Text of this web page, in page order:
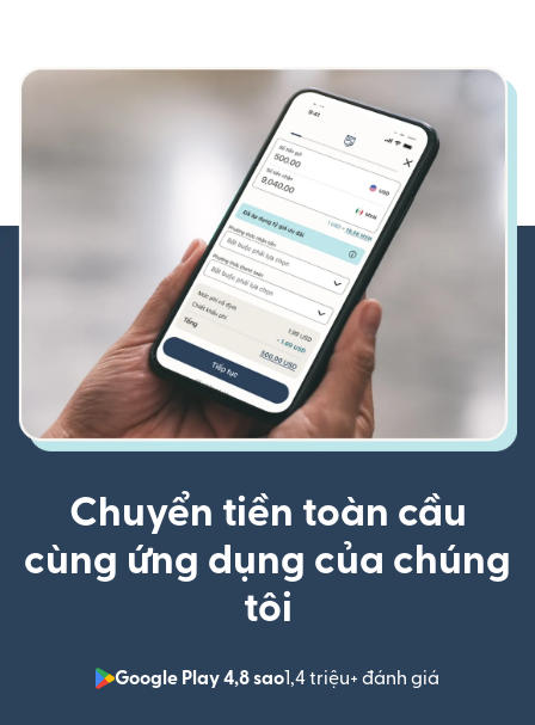
Chuyển tiền toàn cầu
cùng ứng dụng của chúng
tôi
Google Play 4,8 sao1,4 triệu+ đánh giá